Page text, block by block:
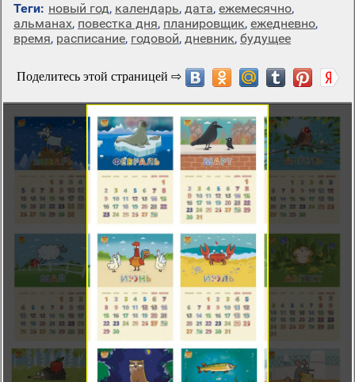
Теги: новый год, календарь, дата, ежемесячно,
альманах, повестка дня, планировщик, ежедневно,
время, расписание, годовой, дневник, будущее